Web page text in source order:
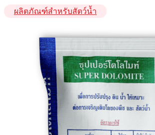
ผลิตภัณฑ์สำหรับสัตว์น้ำ